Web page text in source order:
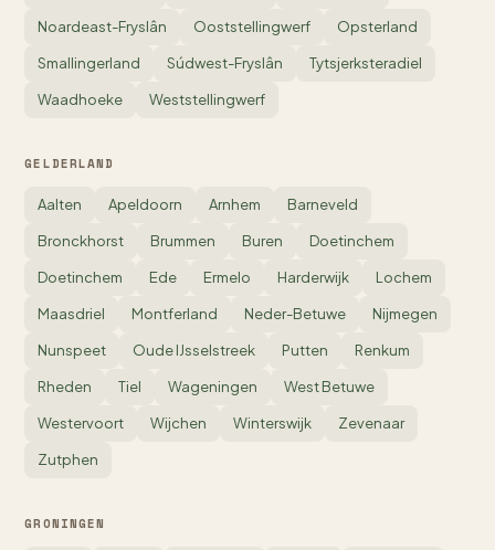
Noardeast-Fryslân Ooststellingwerf Opsterland
Smallingerland Súdwest-Fryslân Tytsjerksteradiel
Waadhoeke Weststellingwerf
GELDERLAND
Aalten Apeldoorn Arnhem Barneveld
Bronckhorst Brummen Buren Doetinchem
Doetinchem Ede Ermelo Harderwijk Lochem
Maasdriel Montferland Neder-Betuwe Nijmegen
Nunspeet Oude IJsselstreek Putten Renkum
Rheden Tiel Wageningen West Betuwe
Westervoort Wijchen Winterswijk Zevenaar
Zutphen
GRONINGEN